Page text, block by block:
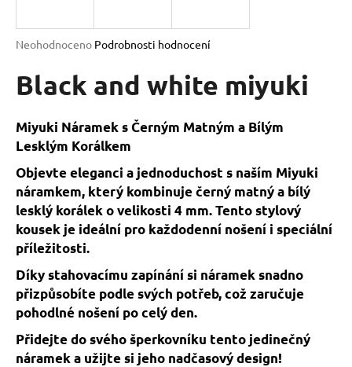
Průměrné
produktu
je
5
hvězdiček.
Neohodnoceno Podrobnosti hodnocení
Black and white miyuki
Miyuki Náramek s Černým Matným a Bílým
Lesklým Korálkem
Objevte eleganci a jednoduchost s naším Miyuki
náramkem, který kombinuje černý matný a bílý
lesklý korálek o velikosti 4 mm. Tento stylový
kousek je ideální pro každodenní nošení i speciální
příležitosti.
Díky stahovacímu zapínání si náramek snadno
přizpůsobíte podle svých potřeb, což zaručuje
pohodlné nošení po celý den.
Přidejte do svého šperkovníku tento jedinečný
náramek a užijte si jeho nadčasový design!
j
t
?
HLEDAT
D
o
p
o
r
u
č